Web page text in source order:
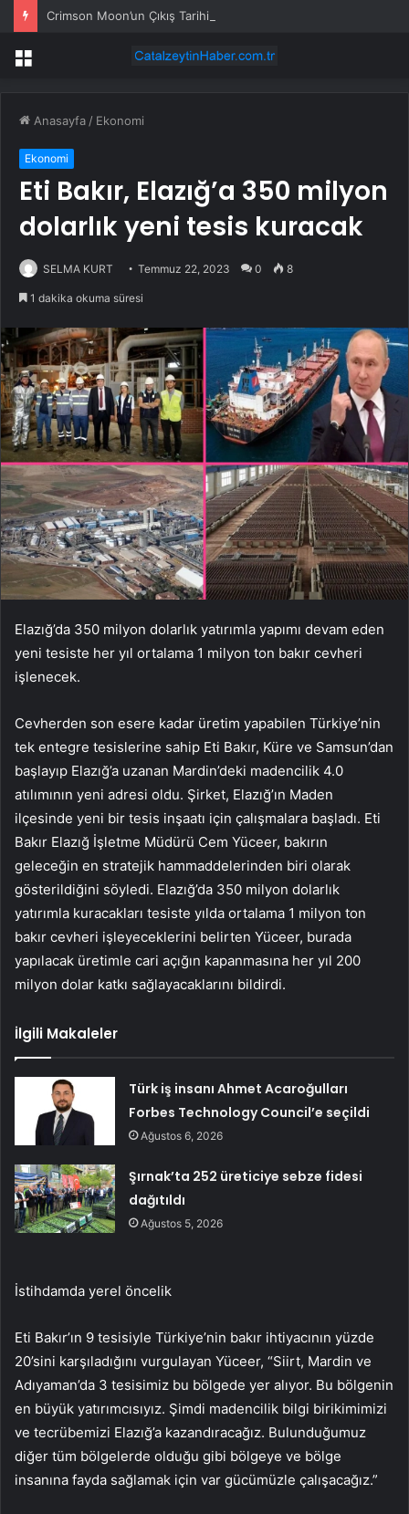
Crimson Moon’un Çıkış Tarihi Bir Fragmanla İlan Edildi
Menü
Anasayfa / Ekonomi
Ekonomi
Eti Bakır, Elazığ’a 350 milyon
dolarlık yeni tesis kuracak
SELMA KURT Temmuz 22, 2023 0 8
1 dakika okuma süresi
Elazığ’da 350 milyon dolarlık yatırımla yapımı devam eden
yeni tesiste her yıl ortalama 1 milyon ton bakır cevheri
işlenecek.
Cevherden son esere kadar üretim yapabilen Türkiye’nin
tek entegre tesislerine sahip Eti Bakır, Küre ve Samsun’dan
başlayıp Elazığ’a uzanan Mardin’deki madencilik 4.0
atılımının yeni adresi oldu. Şirket, Elazığ’ın Maden
ilçesinde yeni bir tesis inşaatı için çalışmalara başladı. Eti
Bakır Elazığ İşletme Müdürü Cem Yüceer, bakırın
geleceğin en stratejik hammaddelerinden biri olarak
gösterildiğini söyledi. Elazığ’da 350 milyon dolarlık
yatırımla kuracakları tesiste yılda ortalama 1 milyon ton
bakır cevheri işleyeceklerini belirten Yüceer, burada
yapılacak üretimle cari açığın kapanmasına her yıl 200
milyon dolar katkı sağlayacaklarını bildirdi.
İlgili Makaleler
Türk iş insanı Ahmet Acaroğulları
Forbes Technology Council’e seçildi
Ağustos 6, 2026
Şırnak’ta 252 üreticiye sebze fidesi
dağıtıldı
Ağustos 5, 2026
İstihdamda yerel öncelik
Eti Bakır’ın 9 tesisiyle Türkiye’nin bakır ihtiyacının yüzde
20’sini karşıladığını vurgulayan Yüceer, “Siirt, Mardin ve
Adıyaman’da 3 tesisimiz bu bölgede yer alıyor. Bu bölgenin
en büyük yatırımcısıyız. Şimdi madencilik bilgi birikimimizi
ve tecrübemizi Elazığ’a kazandıracağız. Bulunduğumuz
diğer tüm bölgelerde olduğu gibi bölgeye ve bölge
insanına fayda sağlamak için var gücümüzle çalışacağız.”